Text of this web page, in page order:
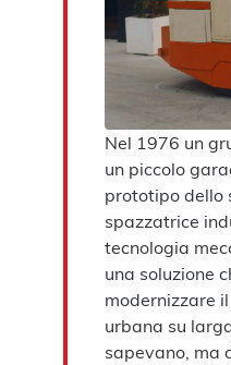
Nel 1976 un
un piccolo
prototipo dello
spazzatrice
tecnologia
una soluzione
modernizzare
urbana su
sapevano, ma